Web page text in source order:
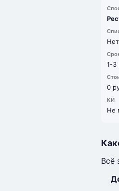
Нет
1-3
0
Не
Всё